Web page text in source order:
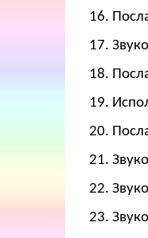
16.
17.
18.
19.
20.
21.
22.
23.